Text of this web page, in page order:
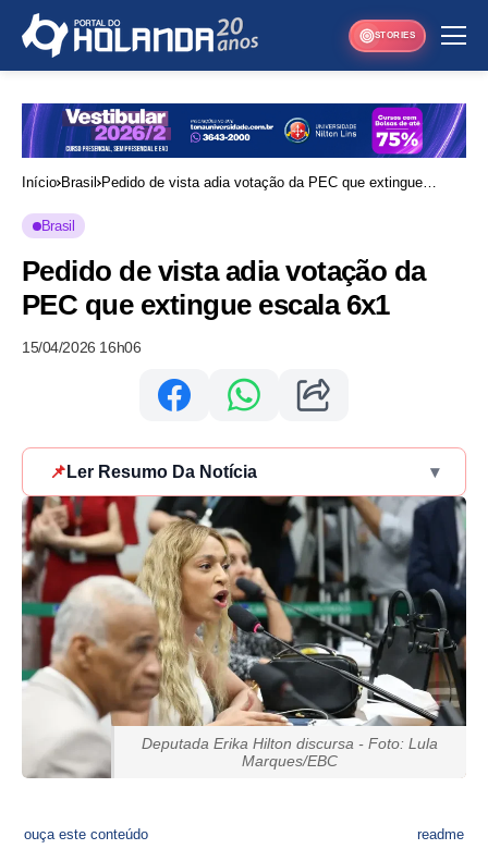
STORIES
Início Brasil
Pedido de vista adia votação da PEC que extingue
Brasil
Pedido de vista adia votação da
PEC que extingue escala 6x1
15/04/2026 16h06
📌 Ler Resumo Da Notícia ▾
Deputada Erika Hilton discursa - Foto: Lula
Marques/EBC
ouça este conteúdo readme